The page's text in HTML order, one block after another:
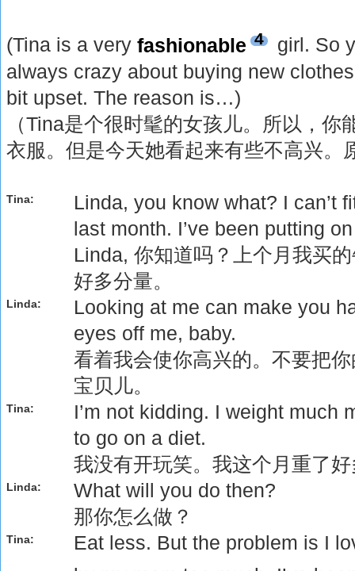
(Tina is a veryfashionable 4
girl. So
always crazy about buying new
bit upset. The reason is…)
（Tina是个很时髦的女孩儿。所以，
衣服。但是今天她看起来有些不高兴。
Tina:
Linda, you know what? I can’t
last month. I’ve been putting
Linda, 你知道吗？上个月我买
好多分量。
Linda:
Looking at me can make you
eyes off me, baby.
看着我会使你高兴的。不要把
宝贝儿。
Tina:
I’m not kidding. I weight much
to go on a diet.
我没有开玩笑。我这个月重了
Linda:
What will you do then?
那你怎么做？
Tina:
Eat less. But the problem is I